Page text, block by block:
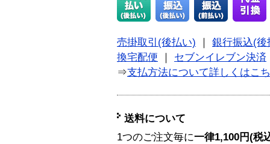
売掛取引(後払い)
銀行振込(後
換宅配便
セブンイレブン決済
⇒支払方法について詳しくはこ
送料について
1つのご注文毎に一律1,100円(税